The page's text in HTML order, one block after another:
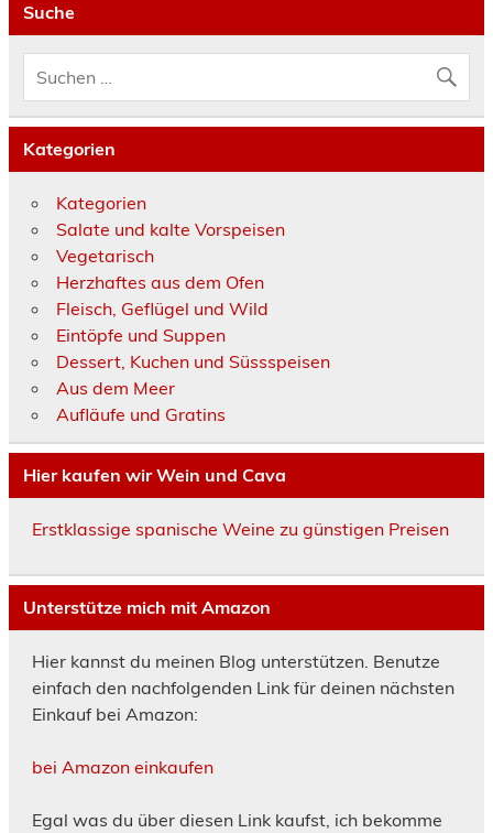
Suche
Kategorien
Kategorien
Salate und kalte Vorspeisen
Vegetarisch
Herzhaftes aus dem Ofen
Fleisch, Geflügel und Wild
Eintöpfe und Suppen
Dessert, Kuchen und Süssspeisen
Aus dem Meer
Aufläufe und Gratins
Hier kaufen wir Wein und Cava
Erstklassige spanische Weine zu günstigen Preisen
Unterstütze mich mit Amazon
Hier kannst du meinen Blog unterstützen. Benutze
einfach den nachfolgenden Link für deinen nächsten
Einkauf bei Amazon:
bei Amazon einkaufen
Egal was du über diesen Link kaufst, ich bekomme